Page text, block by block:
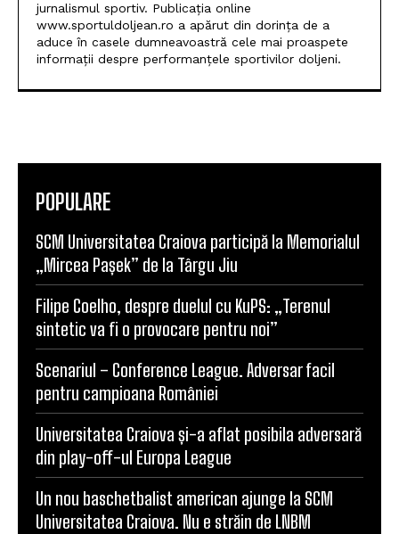
jurnalismul sportiv. Publicația online
www.sportuldoljean.ro a apărut din dorința de a
aduce în casele dumneavoastră cele mai proaspete
informații despre performanțele sportivilor doljeni.
POPULARE
SCM Universitatea Craiova participă la Memorialul
„Mircea Pașek” de la Târgu Jiu
Filipe Coelho, despre duelul cu KuPS: „Terenul
sintetic va fi o provocare pentru noi”
Scenariul – Conference League. Adversar facil
pentru campioana României
Universitatea Craiova și-a aflat posibila adversară
din play-off-ul Europa League
Un nou baschetbalist american ajunge la SCM
Universitatea Craiova. Nu e străin de LNBM